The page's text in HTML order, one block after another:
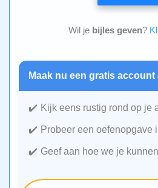
Wil je bijles geven?
Maak nu een gratis account
Kijk eens rustig rond op je
Probeer een oefenopgave
Geef aan hoe we je